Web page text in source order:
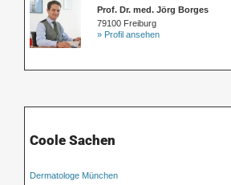
Prof. Dr. med. Jörg Borges
79100 Freiburg
» Profil ansehen
Coole Sachen
Dermatologe München